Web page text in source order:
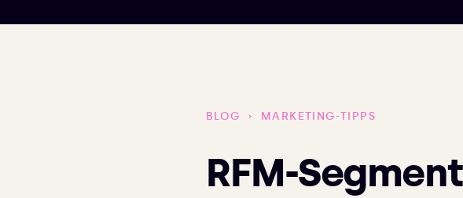
BLOG › MARKETING-TIPPS
RFM-